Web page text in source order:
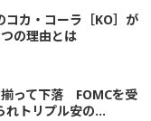
コカ・コーラ［KO］が
の理由とは
揃って下落 FOMCを受
れトリプル安の...